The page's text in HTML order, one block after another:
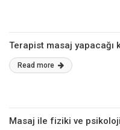
Terapist masaj yapacağı
Read more
Masaj ile fiziki ve